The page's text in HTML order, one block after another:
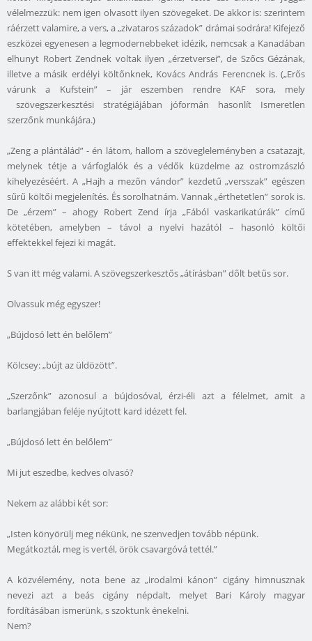
vélelmezzük: nem igen olvasott ilyen szövegeket. De akkor is: szerintem
ráérzett valamire, a vers, a „zivataros századok” drámai sodrára! Kifejező
eszközei egyenesen a legmodernebbeket idézik, nemcsak a Kanadában
elhunyt Robert Zendnek voltak ilyen „érzetversei”, de Szőcs Gézának,
illetve a másik erdélyi költőnknek, Kovács András Ferencnek is. („Erős
várunk a Kufstein” – jár eszemben rendre KAF sora, mely
szövegszerkesztési stratégiájában jóformán hasonlít Ismeretlen
szerzőnk munkájára.)
„Zeng a plántálád” - én látom, hallom a szövegleleményben a csatazajt,
melynek tétje a várfoglalók és a védők küzdelme az ostromzászló
kihelyezéséért. A „Hajh a mezőn vándor” kezdetű „versszak” egészen
sűrű költői megjelenítés. És sorolhatnám. Vannak „érthetetlen” sorok is.
De „érzem” – ahogy Robert Zend írja „Fából vaskarikatúrák” című
kötetében, amelyben – távol a nyelvi hazától – hasonló költői
effektekkel fejezi ki magát.
S van itt még valami. A szövegszerkesztős „átírásban” dőlt betűs sor.
Olvassuk még egyszer!
„Bújdosó lett én belőlem”
Kölcsey: „bújt az üldözött”.
„Szerzőnk” azonosul a bújdosóval, érzi-éli azt a félelmet, amit a
barlangjában feléje nyújtott kard idézett fel.
„Bújdosó lett én belőlem”
Mi jut eszedbe, kedves olvasó?
Nekem az alábbi két sor:
„Isten könyörülj meg nékünk, ne szenvedjen tovább népünk.
Megátkoztál, meg is vertél, örök csavargóvá tettél.”
A közvélemény, nota bene az „irodalmi kánon” cigány himnusznak
nevezi azt a beás cigány népdalt, melyet Bari Károly magyar
fordításában ismerünk, s szoktunk énekelni.
Nem?